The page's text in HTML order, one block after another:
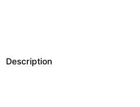
Description